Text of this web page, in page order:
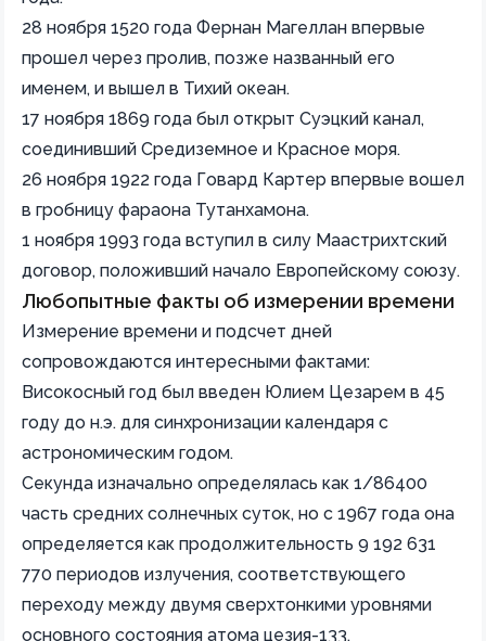
28 ноября 1520 года Фернан Магеллан впервые
прошел через пролив, позже названный его
именем, и вышел в Тихий океан.
17 ноября 1869 года был открыт Суэцкий канал,
соединивший Средиземное и Красное моря.
26 ноября 1922 года Говард Картер впервые вошел
в гробницу фараона Тутанхамона.
1 ноября 1993 года вступил в силу Маастрихтский
договор, положивший начало Европейскому союзу.
Любопытные факты об измерении времени
Измерение времени и подсчет дней
сопровождаются интересными фактами:
Високосный год был введен Юлием Цезарем в 45
году до н.э. для синхронизации календаря с
астрономическим годом.
Секунда изначально определялась как 1/86400
часть средних солнечных суток, но с 1967 года она
определяется как продолжительность 9 192 631
770 периодов излучения, соответствующего
переходу между двумя сверхтонкими уровнями
основного состояния атома цезия-133.